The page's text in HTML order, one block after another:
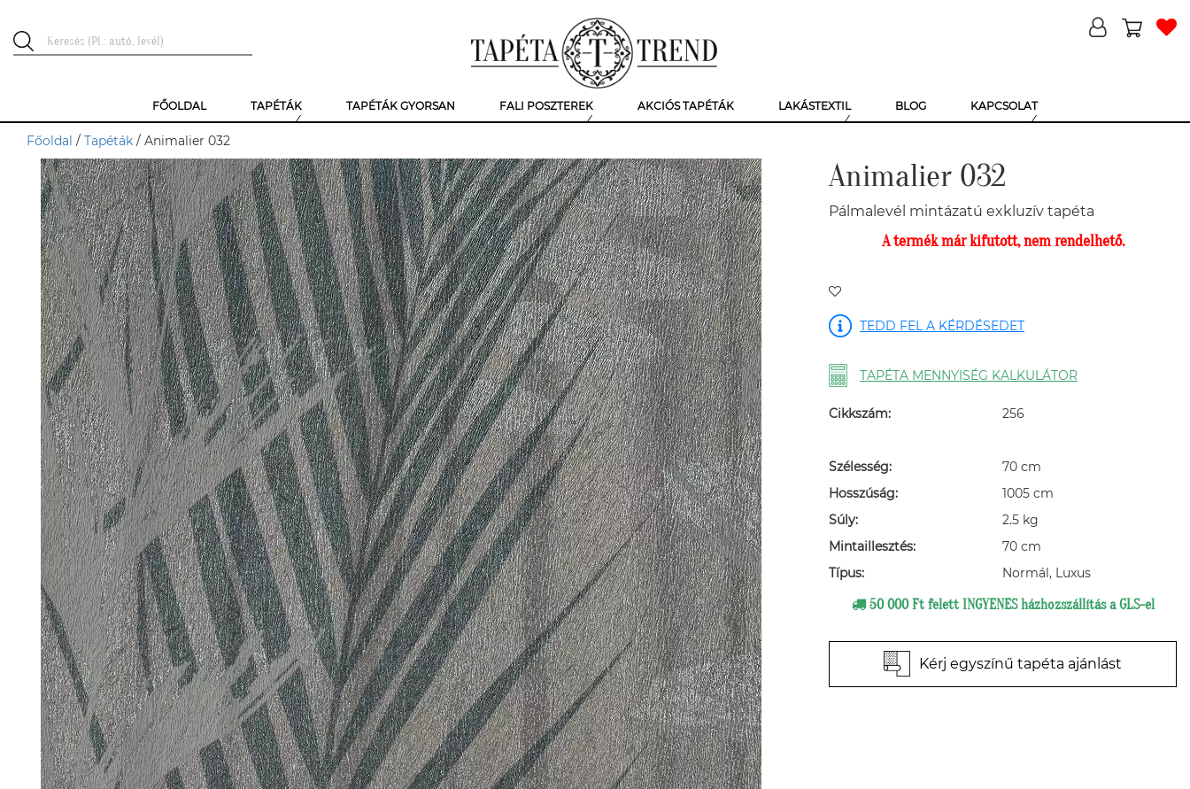
FŐOLDAL TAPÉTÁK TAPÉTÁK GYORSAN FALI POSZTEREK AKCIÓS TAPÉTÁK LAKÁSTEXTIL BLOG KAPCSOLAT
Főoldal / Tapéták / Animalier 032
Animalier 032
Pálmalevél mintázatú exkluzív tapéta
A termék már kifutott, nem rendelhető.
TEDD FEL A KÉRDÉSEDET
TAPÉTA MENNYISÉG KALKULÁTOR
Cikkszám: 256
Szélesség:
70 cm
Hosszúság:
1005 cm
Súly:
2.5 kg
Mintaillesztés:
70 cm
Típus:
Normál, Luxus
50 000 Ft felett INGYENES házhozszállítás a GLS-el
Kérj egyszínű tapéta ajánlást